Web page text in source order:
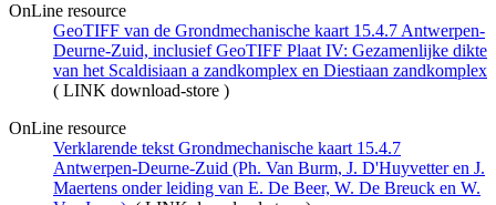
OnLine resource
GeoTIFF van de Grondmechanische kaart 15.4.7 Antwerpen-
Deurne-Zuid, inclusief GeoTIFF Plaat IV: Gezamenlijke dikte
van het Scaldisiaan a zandkomplex en Diestiaan zandkomplex
( LINK download-store )
OnLine resource
Verklarende tekst Grondmechanische kaart 15.4.7
Antwerpen-Deurne-Zuid (Ph. Van Burm, J. D'Huyvetter en J.
Maertens onder leiding van E. De Beer, W. De Breuck en W.